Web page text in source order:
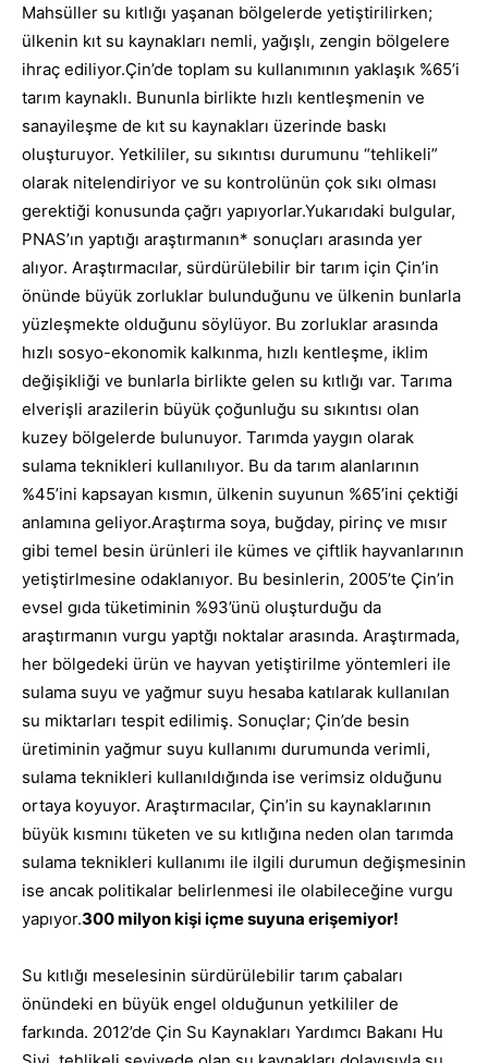
Mahsüller su kıtlığı yaşanan bölgelerde yetiştirilirken;
ülkenin kıt su kaynakları nemli, yağışlı, zengin bölgelere
ihraç ediliyor.Çin’de toplam su kullanımının yaklaşık %65’i
tarım kaynaklı. Bununla birlikte hızlı kentleşmenin ve
sanayileşme de kıt su kaynakları üzerinde baskı
oluşturuyor. Yetkililer, su sıkıntısı durumunu “tehlikeli”
olarak nitelendiriyor ve su kontrolünün çok sıkı olması
gerektiği konusunda çağrı yapıyorlar.Yukarıdaki bulgular,
PNAS’ın yaptığı araştırmanın* sonuçları arasında yer
alıyor. Araştırmacılar, sürdürülebilir bir tarım için Çin’in
önünde büyük zorluklar bulunduğunu ve ülkenin bunlarla
yüzleşmekte olduğunu söylüyor. Bu zorluklar arasında
hızlı sosyo-ekonomik kalkınma, hızlı kentleşme, iklim
değişikliği ve bunlarla birlikte gelen su kıtlığı var. Tarıma
elverişli arazilerin büyük çoğunluğu su sıkıntısı olan
kuzey bölgelerde bulunuyor. Tarımda yaygın olarak
sulama teknikleri kullanılıyor. Bu da tarım alanlarının
%45’ini kapsayan kısmın, ülkenin suyunun %65’ini çektiği
anlamına geliyor.Araştırma soya, buğday, pirinç ve mısır
gibi temel besin ürünleri ile kümes ve çiftlik hayvanlarının
yetiştirlmesine odaklanıyor. Bu besinlerin, 2005’te Çin’in
evsel gıda tüketiminin %93’ünü oluşturduğu da
araştırmanın vurgu yaptğı noktalar arasında. Araştırmada,
her bölgedeki ürün ve hayvan yetiştirilme yöntemleri ile
sulama suyu ve yağmur suyu hesaba katılarak kullanılan
su miktarları tespit edilimiş. Sonuçlar; Çin’de besin
üretiminin yağmur suyu kullanımı durumunda verimli,
sulama teknikleri kullanıldığında ise verimsiz olduğunu
ortaya koyuyor. Araştırmacılar, Çin’in su kaynaklarının
büyük kısmını tüketen ve su kıtlığına neden olan tarımda
sulama teknikleri kullanımı ile ilgili durumun değişmesinin
ise ancak politikalar belirlenmesi ile olabileceğine vurgu
yapıyor.300 milyon kişi içme suyuna erişemiyor!
Su kıtlığı meselesinin sürdürülebilir tarım çabaları
önündeki en büyük engel olduğunun yetkililer de
farkında. 2012’de Çin Su Kaynakları Yardımcı Bakanı Hu